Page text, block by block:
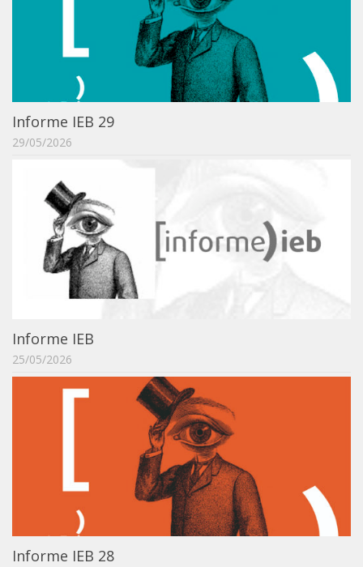
Graduate Program
Post-doc / Researchers
Informe IEB 29
29/05/2026
Informe IEB
25/05/2026
Informe IEB 28